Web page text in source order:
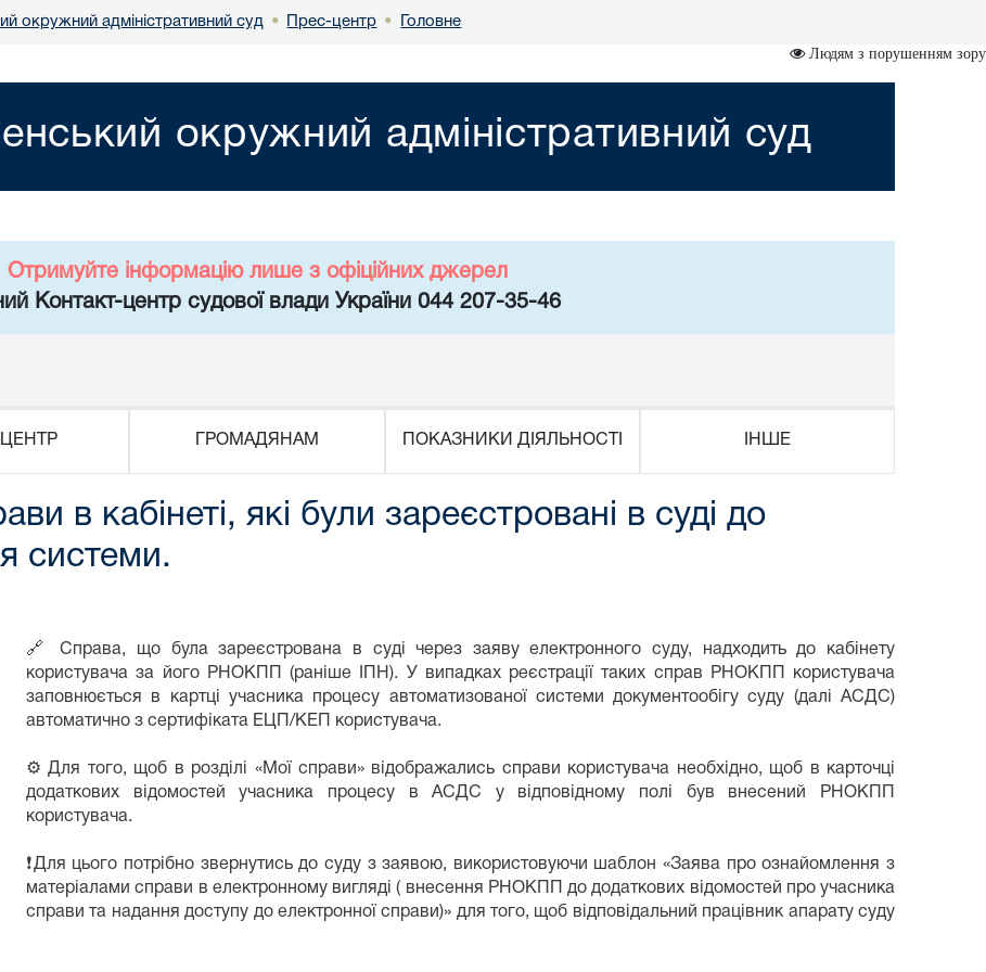
окружний адміністративний суд • Прес-центр • Головне
Людям з порушенням зору
окружний адміністративний суд
Отримуйте інформацію лише з офіційних джерел
Контакт-центр судової влади України 044 207-35-46
ЦЕНТР ГРОМАДЯНАМ ПОКАЗНИКИ ДІЯЛЬНОСТІ ІНШЕ
в кабінеті, які були зареєстровані в суді до
системи.
🔗 Справа, що була зареєстрована в суді через заяву електронного суду, надходить до кабінету
користувача за його РНОКПП (раніше ІПН). У випадках реєстрації таких справ РНОКПП користувача
заповнюється в картці учасника процесу автоматизованої системи документообігу суду (далі АСДС)
автоматично з сертифіката ЕЦП/КЕП користувача.
⚙️ Для того, щоб в розділі «Мої справи» відображались справи користувача необхідно, щоб в карточці
додаткових відомостей учасника процесу в АСДС у відповідному полі був внесений РНОКПП
користувача.
❗️Для цього потрібно звернутись до суду з заявою, використовуючи шаблон «Заява про ознайомлення з
матеріалами справи в електронному вигляді ( внесення РНОКПП до додаткових відомостей про учасника
справи та надання доступу до електронної справи)» для того, щоб відповідальний працівник апарату суду